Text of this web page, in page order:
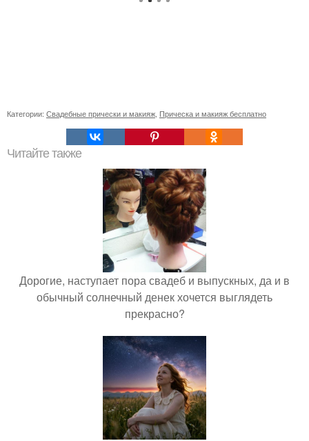
Категории: Свадебные прически и макияж Прическа и макияж бесплатно
Читайте также
Дорогие, наступает пора свадеб и выпускных, да и в
обычный солнечный денек хочется выглядеть
прекрасно?